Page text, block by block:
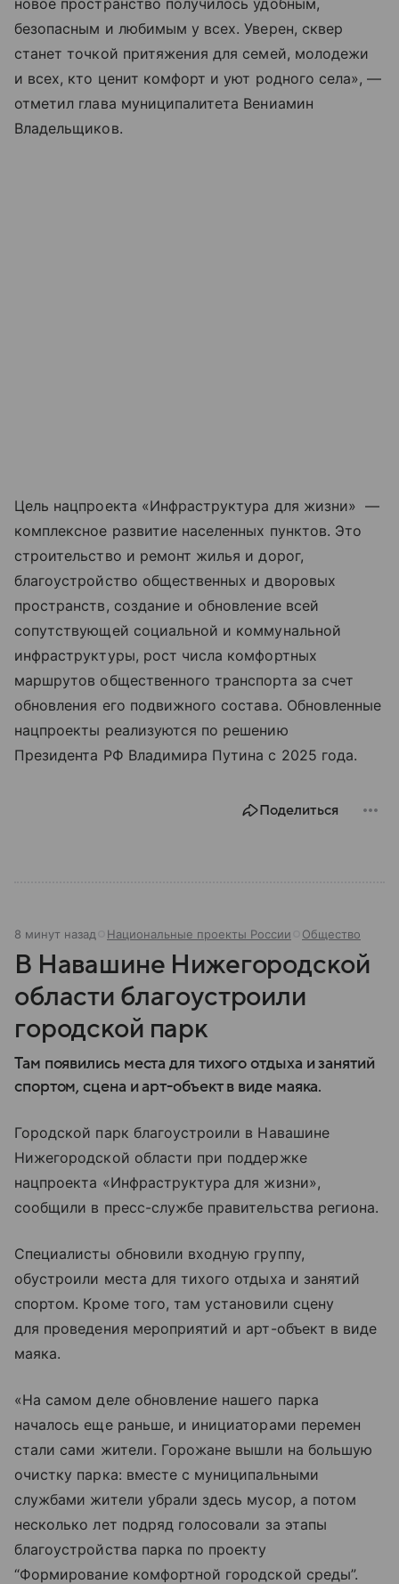
новое пространство получилось удобным,
безопасным и любимым у всех. Уверен, сквер
станет точкой притяжения для семей, молодежи
и всех, кто ценит комфорт и уют родного села», —
отметил глава муниципалитета Вениамин
Владельщиков.
Цель нацпроекта «Инфраструктура для жизни» —
комплексное развитие населенных пунктов. Это
строительство и ремонт жилья и дорог,
благоустройство общественных и дворовых
пространств, создание и обновление всей
сопутствующей социальной и коммунальной
инфраструктуры, рост числа комфортных
маршрутов общественного транспорта за счет
обновления его подвижного состава. Обновленные
нацпроекты реализуются по решению
Президента РФ Владимира Путина с 2025 года.
Поделиться
8 минут назад Национальные проекты России Общество
В Навашине Нижегородской
области благоустроили
городской парк
Там появились места для тихого отдыха и занятий
спортом, сцена и арт-объект в виде маяка.
Городской парк благоустроили в Навашине
Нижегородской области при поддержке
нацпроекта «Инфраструктура для жизни»,
сообщили в пресс-службе правительства региона.
Специалисты обновили входную группу,
обустроили места для тихого отдыха и занятий
спортом. Кроме того, там установили сцену
для проведения мероприятий и арт-объект в виде
маяка.
«На самом деле обновление нашего парка
началось еще раньше, и инициаторами перемен
стали сами жители. Горожане вышли на большую
очистку парка: вместе с муниципальными
службами жители убрали здесь мусор, а потом
несколько лет подряд голосовали за этапы
благоустройства парка по проекту
“Формирование комфортной городской среды”.